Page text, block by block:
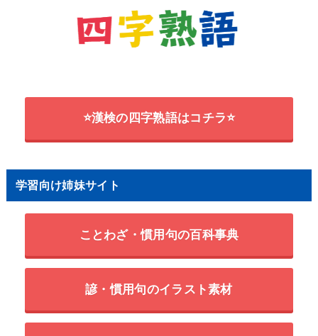
⭐漢検の四字熟語はコチラ⭐
学習向け姉妹サイト
ことわざ・慣用句の百科事典
諺・慣用句のイラスト素材